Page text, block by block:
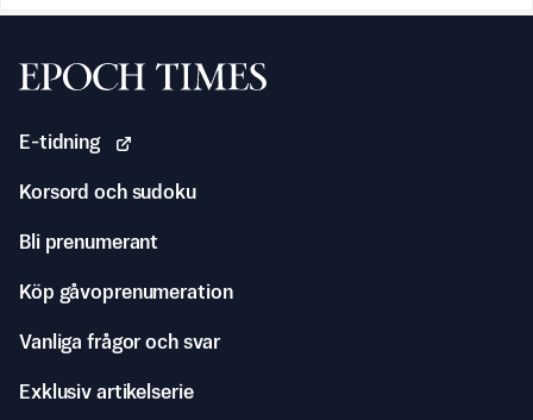
Svenska Epoch Times
E-tidning
Korsord och sudoku
Bli prenumerant
Köp gåvoprenumeration
Vanliga frågor och svar
Exklusiv artikelserie